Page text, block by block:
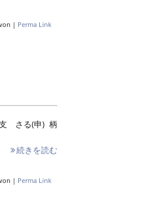
| Perma Link
さる(申) 柄
続きを読む
| Perma Link